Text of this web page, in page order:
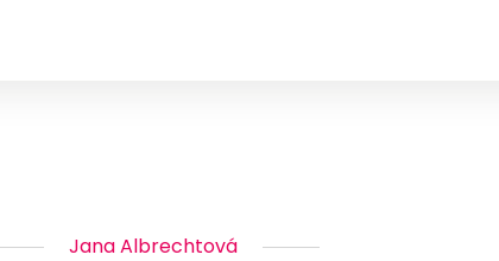
Jana Albrechtová